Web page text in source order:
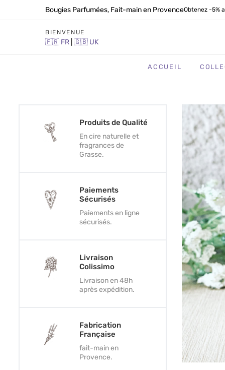
Bougies Parfumées, Fait-main en ProvenceObtenez -5%
BIENVENUE
🇫🇷 FR 🇬🇧 UK
ACCUEIL
Produits de Qualité
En cire naturelle et
fragrances de
Grasse.
Paiements
Sécurisés
Paiements en ligne
sécurisés.
Livraison
Colissimo
Livraison en 48h
après expédition.
Fabrication
Française
fait-main en
Provence.